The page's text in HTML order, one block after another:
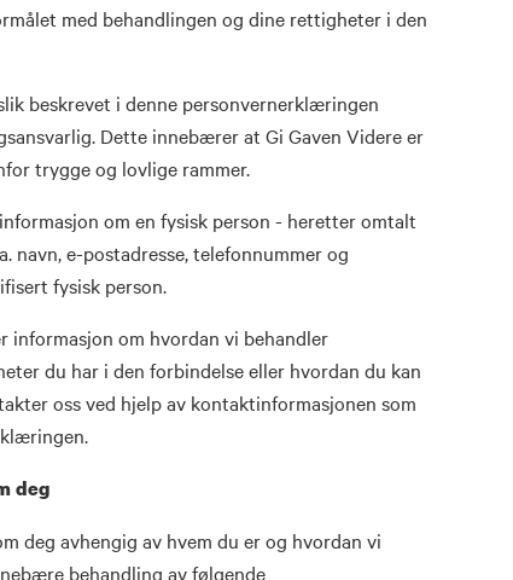
med behandlingen og dine rettigheter i den
beskrevet i denne personvernerklæringen
Dette innebærer at Gi Gaven Videre er
trygge og lovlige rammer.
om en fysisk person - heretter omtalt
navn, e-postadresse, telefonnummer og
fysisk person.
informasjon om hvordan vi behandler
du har i den forbindelse eller hvordan du kan
oss ved hjelp av kontaktinformasjonen som
deg
deg avhengig av hvem du er og hvordan vi
behandling av følgende